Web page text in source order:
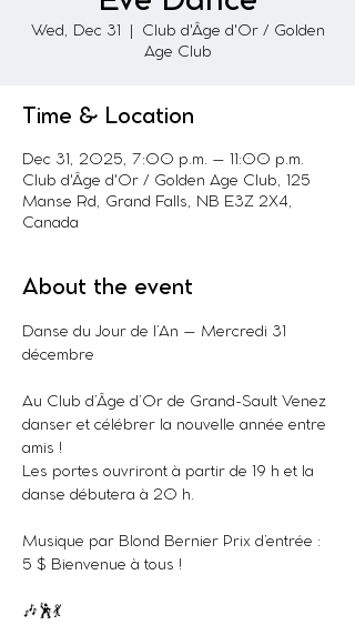
Wed, Dec 31
Club d'Âge d'Or / Golden
Age Club
Time & Location
Dec 31, 2025, 7:00 p.m. – 11:00 p.m.
Club d'Âge d'Or / Golden Age Club, 125
Manse Rd, Grand Falls, NB E3Z 2X4,
Canada
About the event
Danse du Jour de l’An – Mercredi 31
décembre
Au Club d’Âge d’Or de Grand-Sault Venez
danser et célébrer la nouvelle année entre
amis !
Les portes ouvriront à partir de 19 h et la
danse débutera à 20 h.
Musique par Blond Bernier Prix d’entrée :
5 $ Bienvenue à tous !
🎶🕺💃